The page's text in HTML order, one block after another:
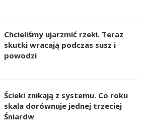
Chcieliśmy ujarzmić rzeki. Teraz
skutki wracają podczas susz i
powodzi
Ścieki znikają z systemu. Co roku
skala dorównuje jednej trzeciej
Śniardw